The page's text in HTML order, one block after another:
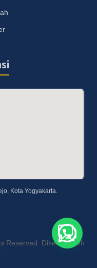
Kota Yogyakarta.
Reserved. Dikelola Oleh